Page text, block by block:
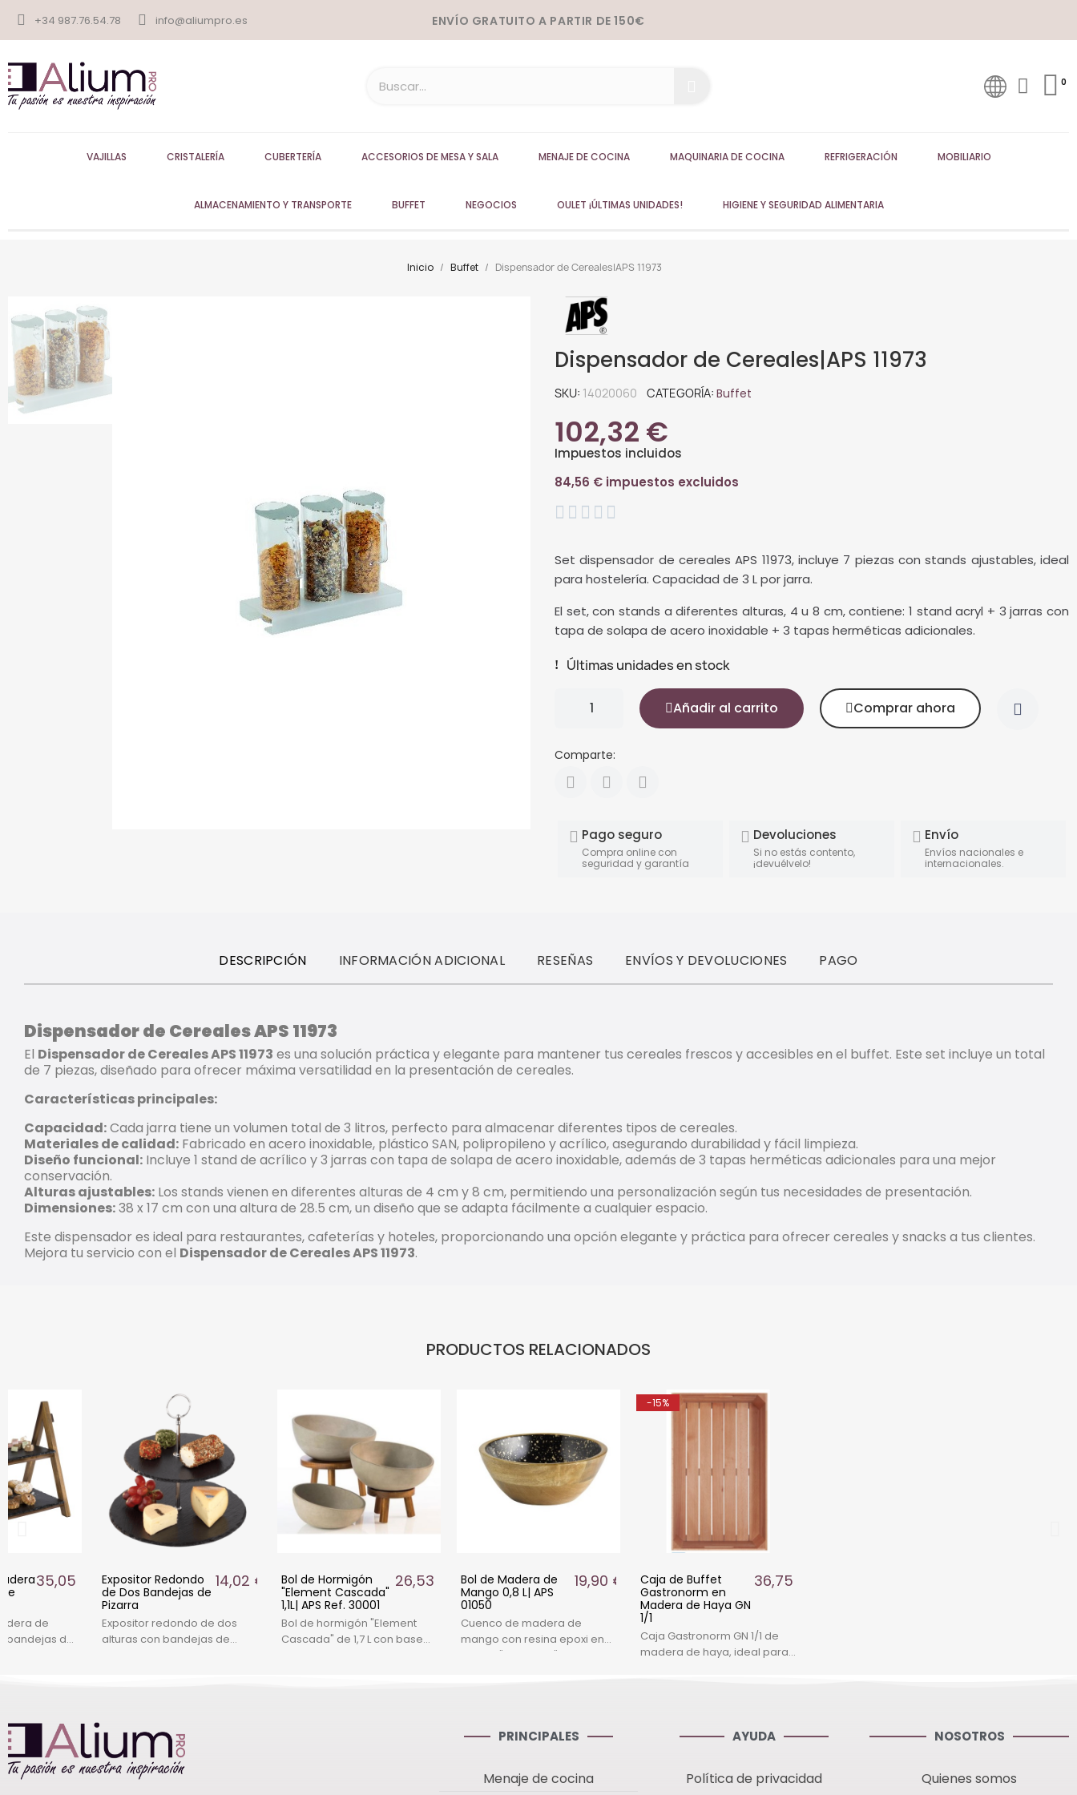
+34 987.76.54.78 info@aliumpro.es ENVÍO GRATUITO A PARTIR DE 150€
VAJILLAS CRISTALERÍA CUBERTERÍA ACCESORIOS DE MESA Y SALA MENAJE DE COCINA MAQUINARIA DE COCINA REFRIGERACIÓN MOBILIARIO
ALMACENAMIENTO Y TRANSPORTE BUFFET NEGOCIOS OULET ¡ÚLTIMAS UNIDADES! HIGIENE Y SEGURIDAD ALIMENTARIA
Inicio Buffet Dispensador de Cereales|APS 11973
Dispensador de Cereales|APS 11973
SKU 14020060 CATEGORÍA Buffet
102,32 €
Impuestos incluidos
84,56 € impuestos excluidos
    
Set dispensador de cereales APS 11973, incluye 7 piezas con stands ajustables, ideal
para hostelería. Capacidad de 3 L por jarra.
El set, con stands a diferentes alturas, 4 u 8 cm, contiene: 1 stand acryl + 3 jarras con
tapa de solapa de acero inoxidable + 3 tapas herméticas adicionales.
Últimas unidades en stock
Añadir al carrito Comprar ahora
Comparte:
Pago seguro
Compra online con
seguridad y garantía
Devoluciones
Si no estás contento,
¡devuélvelo!
Envío
Envíos nacionales e
internacionales.
DESCRIPCIÓN INFORMACIÓN ADICIONAL RESEÑAS ENVÍOS Y DEVOLUCIONES PAGO
Dispensador de Cereales APS 11973
El Dispensador de Cereales APS 11973 es una solución práctica y elegante para mantener tus cereales frescos y accesibles en el buffet. Este set incluye un total
de 7 piezas, diseñado para ofrecer máxima versatilidad en la presentación de cereales.
Características principales:
Capacidad:Cada jarra tiene un volumen total de 3 litros, perfecto para almacenar diferentes tipos de cereales.
Materiales de calidad: Fabricado en acero inoxidable, plástico SAN, polipropileno y acrílico, asegurando durabilidad y fácil limpieza.
Diseño funcional: Incluye 1 stand de acrílico y 3 jarras con tapa de solapa de acero inoxidable, además de 3 tapas herméticas adicionales para una mejor
conservación.
Alturas ajustables: Los stands vienen en diferentes alturas de 4 cm y 8 cm, permitiendo una personalización según tus necesidades de presentación.
Dimensiones:38 x 17 cm con una altura de 28.5 cm, un diseño que se adapta fácilmente a cualquier espacio.
Este dispensador es ideal para restaurantes, cafeterías y hoteles, proporcionando una opción elegante y práctica para ofrecer cereales y snacks a tus clientes.
Mejora tu servicio con el Dispensador de Cereales APS 11973.
PRODUCTOS RELACIONADOS
35,05 €
de
bandejas de
Expositor Redondo
de Dos Bandejas de
Pizarra
14,02 €
Expositor redondo de dos
alturas con bandejas de
Bol de Hormigón
"Element Cascada"
1,1L| APS Ref. 30001
26,53 €
Bol de hormigón "Element
Cascada" de 1,7 L con base
Bol de Madera de
Mango 0,8 L| APS
01050
19,90 €
Cuenco de madera de
mango con resina epoxi en
diseño "Starry Sky".
-15%
Caja de Buffet
Gastronorm en
Madera de Haya GN
1/1
36,75 €
Caja Gastronorm GN 1/1 de
madera de haya, ideal para
PRINCIPALES
Menaje de cocina
AYUDA
Política de privacidad
NOSOTROS
Quienes somos